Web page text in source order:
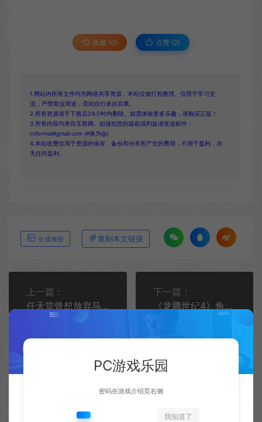
收藏 (0) 点赞 (2)
1.网站内所有文件均为网络共享资源，本站仅做打包整理。仅用于学习交
流，严禁商业用途，否则自行承担后果。
2.所有资源请于下载后24小时内删除。如需体验更多乐趣，请购买正版！
3.所有内容均来自互联网。如侵犯您的版权或利益请发送邮件：
cvformat#gmail.com (#换为@)
4.本站收费仅用于资源的保存、备份和分享所产生的费用，不用于盈利，亦
无任何盈利。
生成海报 复制本文链接
上一篇：
任天堂曾想放弃马力欧路易吉RPG系列
下一篇：
《龙腾世纪4》角色创建器现已独立免费提供
PC游戏乐园
密码在游戏介绍页右侧
我知道了